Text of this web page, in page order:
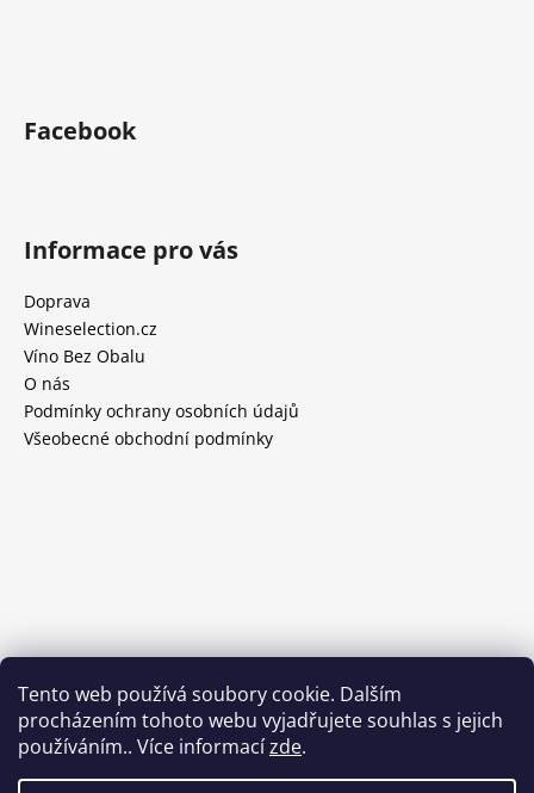
Tento web používá soubory cookie. Dalším
procházením tohoto webu vyjadřujete souhlas s jejich
používáním.. Více informacízde.
Facebook
Informace pro vás
Doprava
Wineselection.cz
Víno Bez Obalu
O nás
Podmínky ochrany osobních údajů
Všeobecné obchodní podmínky